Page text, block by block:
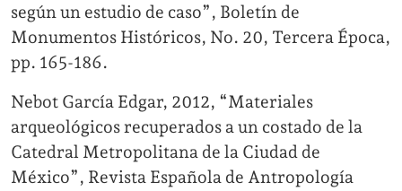
según un estudio de caso”, Boletín de
Monumentos Históricos, No. 20, Tercera Época,
pp. 165-186.
Nebot García Edgar, 2012, “Materiales
arqueológicos recuperados a un costado de la
Catedral Metropolitana de la Ciudad de
México”, Revista Española de Antropología